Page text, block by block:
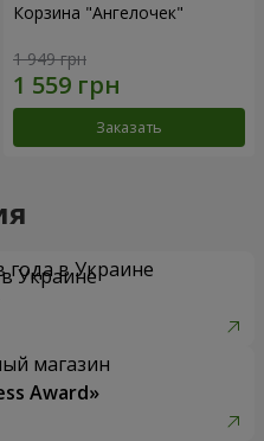
Корзина "Ангелочек"
1 949 грн
Заказать
года в Украине
магазин
Award»